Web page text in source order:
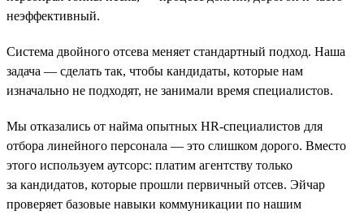
неэффективный.
Система двойного отсева меняет стандартный подход. Наша
задача — сделать так, чтобы кандидаты, которые нам
изначально не подходят, не занимали время специалистов.
Мы отказались от найма опытных HR-специалистов для
отбора линейного персонала — это слишком дорого. Вместо
этого используем аутсорс: платим агентству только
за кандидатов, которые прошли первичный отсев. Эйчар
проверяет базовые навыки коммуникации по нашим